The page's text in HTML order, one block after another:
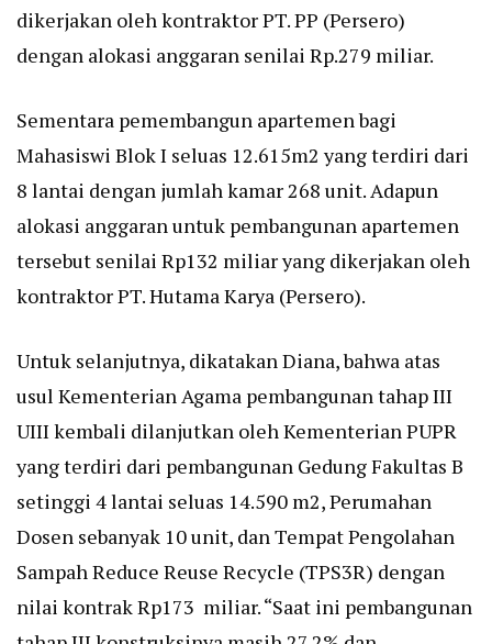
dikerjakan oleh kontraktor PT. PP (Persero)
dengan alokasi anggaran senilai Rp.279 miliar.
Sementara pemembangun apartemen bagi
Mahasiswi Blok I seluas 12.615m2 yang terdiri dari
8 lantai dengan jumlah kamar 268 unit. Adapun
alokasi anggaran untuk pembangunan apartemen
tersebut senilai Rp132 miliar yang dikerjakan oleh
kontraktor PT. Hutama Karya (Persero).
Untuk selanjutnya, dikatakan Diana, bahwa atas
usul Kementerian Agama pembangunan tahap III
UIII kembali dilanjutkan oleh Kementerian PUPR
yang terdiri dari pembangunan Gedung Fakultas B
setinggi 4 lantai seluas 14.590 m2, Perumahan
Dosen sebanyak 10 unit, dan Tempat Pengolahan
Sampah Reduce Reuse Recycle (TPS3R) dengan
nilai kontrak Rp173 miliar. “Saat ini pembangunan